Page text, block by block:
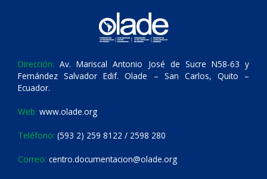
Dirección: Av. Mariscal Antonio José de Sucre N58-63 y
Fernández Salvador Edif. Olade – San Carlos, Quito –
Ecuador.
Web: www.olade.org
Teléfono: (593 2) 259 8122 / 2598 280
Correo: centro.documentacion@olade.org